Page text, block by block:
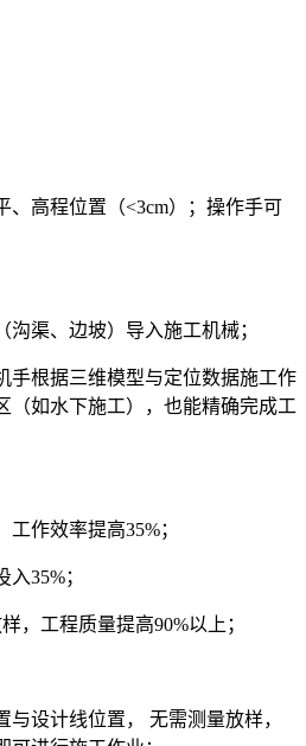
、高程位置（<3cm）；操作手可
渠、边坡）导入施工机械；
手根据三维模型与定位数据施工作
（如水下施工），也能精确完成工
作效率提高35%；
35%；
，工程质量提高90%以上；
设计线位置， 无需测量放样，